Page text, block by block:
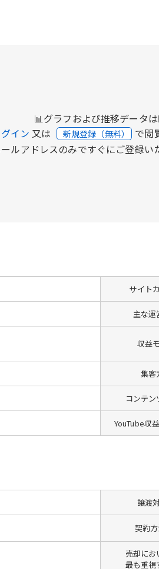
📊グラフおよび推移データ
イン 又は 新規登録（無料） で閲
ールアドレスのみですぐにご登録い
サイト
主な運
収益
集客
コンテ
YouTube収
譲渡
契約
売却にお
最も重視